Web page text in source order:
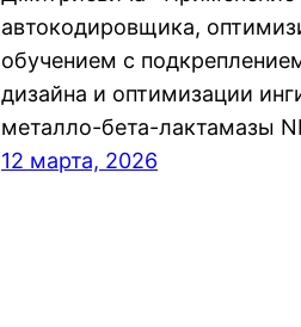
автокодировщика,
обучением с
дизайна и оптимизации
металло-бета-лактамазы
12 марта, 2026